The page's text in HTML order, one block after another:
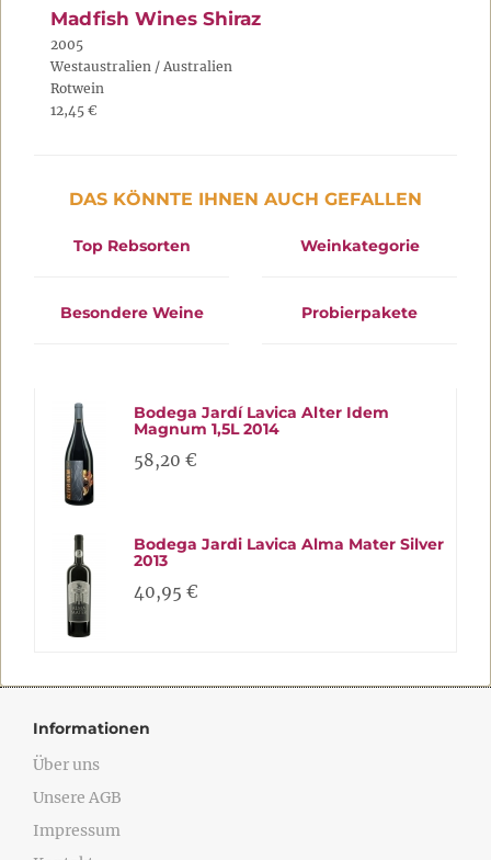
Madfish Wines Shiraz
2005
Westaustralien / Australien
Rotwein
12,45 €
DAS KÖNNTE IHNEN AUCH GEFALLEN
Top Rebsorten Weinkategorie
Besondere Weine Probierpakete
Bodega Jardí Lavica Alter Idem
Magnum 1,5L 2014
58,20 €
Bodega Jardi Lavica Alma Mater Silver
2013
40,95 €
Informationen
Über uns
Unsere AGB
Impressum